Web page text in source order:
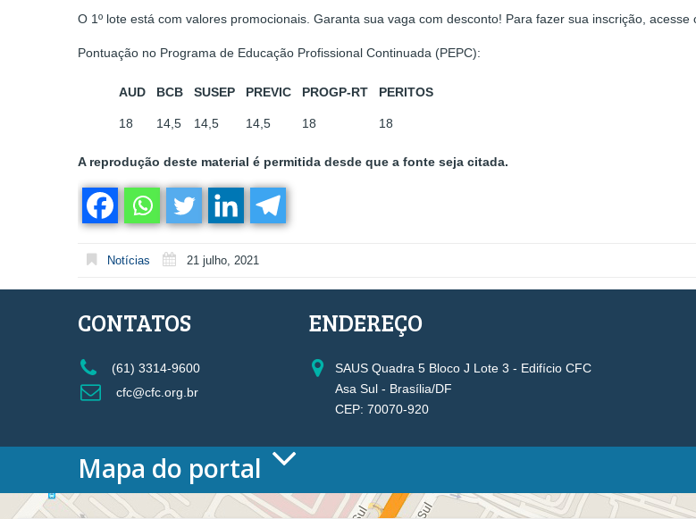
O 1º lote está com valores promocionais. Garanta sua vaga com desconto! Para fazer sua inscrição, acesse
Pontuação no Programa de Educação Profissional Continuada (PEPC):
AUD BCB SUSEP PREVIC PROGP-RT PERITOS
18 14,5 14,5 14,5 18 18
A reprodução deste material é permitida desde que a fonte seja citada.
Notícias 21 julho, 2021
CONTATOS
(61) 3314-9600
cfc@cfc.org.br
ENDEREÇO
SAUS Quadra 5 Bloco J Lote 3 - Edifício CFC
Asa Sul - Brasília/DF
CEP: 70070-920
Mapa do portal
HOME
VICE-PRESIDÊNCIAS